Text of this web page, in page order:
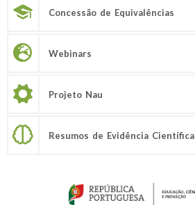
Concessão de Equivalências
Webinars
Projeto Nau
Resumos de Evidência Científica